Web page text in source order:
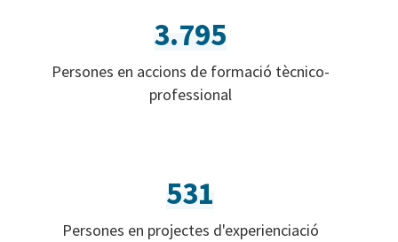
3.795
Persones en accions de formació tècnico-
professional
531
Persones en projectes d'experienciació